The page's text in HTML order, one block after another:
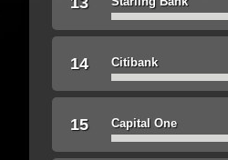
14 Citibank
15 Capital One